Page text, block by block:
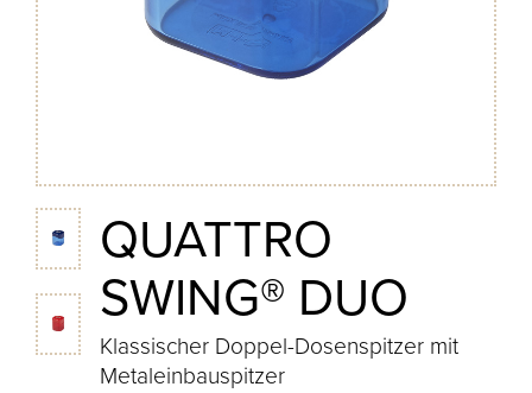
QUATTRO
SWING® DUO
Klassischer Doppel-Dosenspitzer mit
Metaleinbauspitzer